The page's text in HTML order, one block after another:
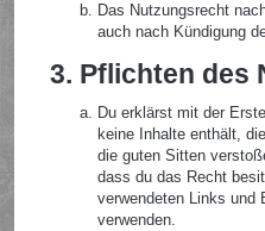
Das Nutzungsrecht
auch nach Kündigung
3. Pflichten des
Du erklärst mit der
keine Inhalte enthält,
die guten Sitten
dass du das Recht
verwendeten Links und
verwenden.